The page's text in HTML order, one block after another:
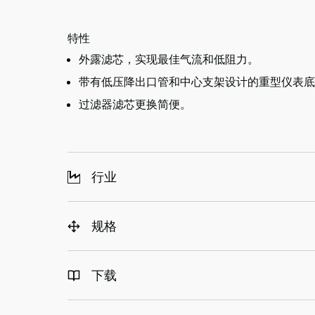
特性
外露滤芯，实现最佳气流和低阻力。
带有低压降出口管和中心支架设计的重型仪表
过滤器滤芯更换简便。
行业
规格
下载